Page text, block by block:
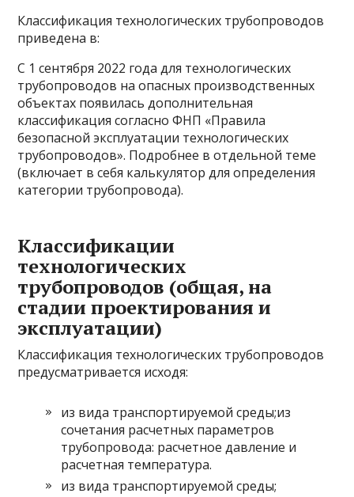
Классификация технологических трубопроводов
приведена в:
С 1 сентября 2022 года для технологических
трубопроводов на опасных производственных
объектах появилась дополнительная
классификация согласно ФНП «Правила
безопасной эксплуатации технологических
трубопроводов». Подробнее в отдельной теме
(включает в себя калькулятор для определения
категории трубопровода).
Классификации
технологических
трубопроводов (общая, на
стадии проектирования и
эксплуатации)
Классификация технологических трубопроводов
предусматривается исходя:
из вида транспортируемой среды;из
сочетания расчетных параметров
трубопровода: расчетное давление и
расчетная температура.
из вида транспортируемой среды;